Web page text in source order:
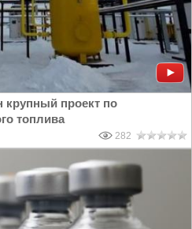
крупный проект по
топлива
282